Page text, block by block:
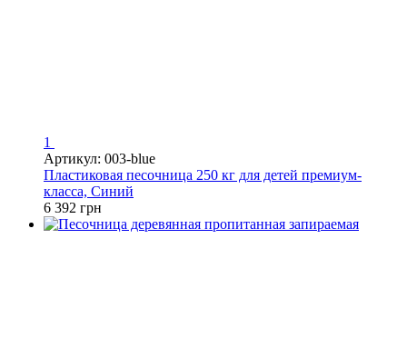
1
Артикул: 003-blue
Пластиковая песочница 250 кг для детей премиум-
класса, Синий
6 392 грн